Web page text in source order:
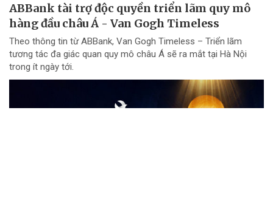
ABBank tài trợ độc quyền triển lãm quy mô
hàng đầu châu Á - Van Gogh Timeless
Theo thông tin từ ABBank, Van Gogh Timeless – Triển lãm
tương tác đa giác quan quy mô châu Á sẽ ra mắt tại Hà Nội
trong ít ngày tới.